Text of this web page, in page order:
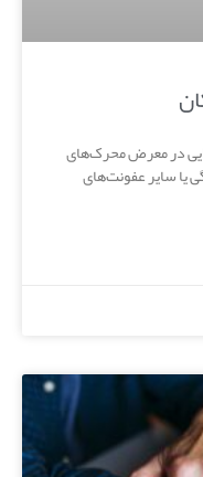
در معرض محرک‌های
یا سایر عفونت‌های